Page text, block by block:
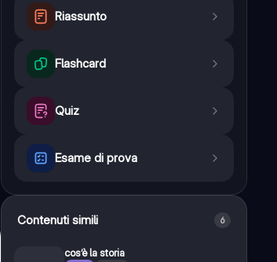
Riassunto
Flashcard
Quiz
Esame di prova
Contenuti simili 6
cos’è la storia